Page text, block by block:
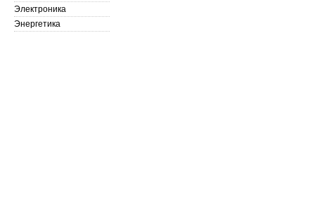
Электроника
Энергетика